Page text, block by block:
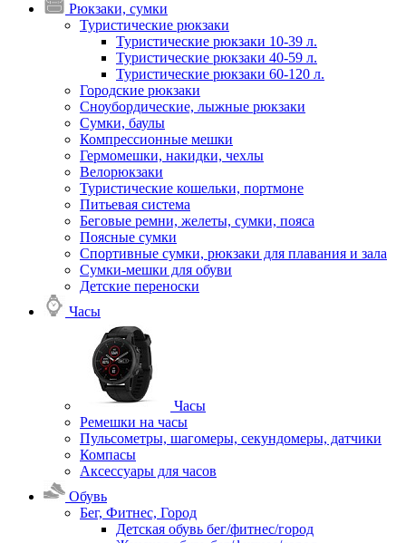
Рюкзаки, сумки
Туристические рюкзаки
Туристические рюкзаки 10-39 л.
Туристические рюкзаки 40-59 л.
Туристические рюкзаки 60-120 л.
Городские рюкзаки
Сноубордические, лыжные рюкзаки
Сумки, баулы
Компрессионные мешки
Гермомешки, накидки, чехлы
Велорюкзаки
Туристические кошельки, портмоне
Питьевая система
Беговые ремни, желеты, сумки, пояса
Поясные сумки
Спортивные сумки, рюкзаки для плавания и зала
Сумки-мешки для обуви
Детские переноски
Часы
Часы
Ремешки на часы
Пульсометры, шагомеры, секундомеры, датчики
Компасы
Аксессуары для часов
Обувь
Бег, Фитнес, Город
Детская обувь бег/фитнес/город